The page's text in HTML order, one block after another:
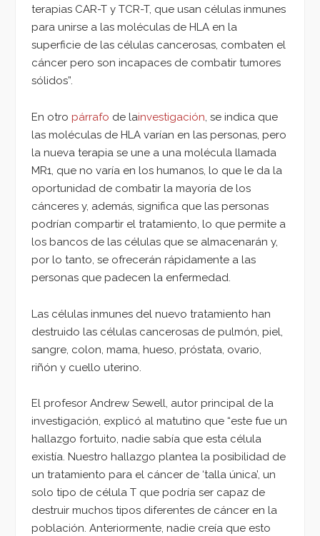
terapias CAR-T y TCR-T, que usan células inmunes
para unirse a las moléculas de HLA en la
superficie de las células cancerosas, combaten el
cáncer pero son incapaces de combatir tumores
sólidos”.
En otro párrafo de lainvestigación, se indica que
las moléculas de HLA varían en las personas, pero
la nueva terapia se une a una molécula llamada
MR1, que no varía en los humanos, lo que le da la
oportunidad de combatir la mayoría de los
cánceres y, además, significa que las personas
podrían compartir el tratamiento, lo que permite a
los bancos de las células que se almacenarán y,
por lo tanto, se ofrecerán rápidamente a las
personas que padecen la enfermedad.
Las células inmunes del nuevo tratamiento han
destruido las células cancerosas de pulmón, piel,
sangre, colon, mama, hueso, próstata, ovario,
riñón y cuello uterino.
El profesor Andrew Sewell, autor principal de la
investigación, explicó al matutino que “este fue un
hallazgo fortuito, nadie sabía que esta célula
existía. Nuestro hallazgo plantea la posibilidad de
un tratamiento para el cáncer de ‘talla única’, un
solo tipo de célula T que podría ser capaz de
destruir muchos tipos diferentes de cáncer en la
población. Anteriormente, nadie creía que esto